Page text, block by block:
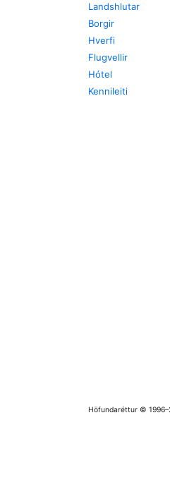
Landshlutar
Borgir
Hverfi
Flugvellir
Hótel
Kennileiti
Höfundaréttur ©